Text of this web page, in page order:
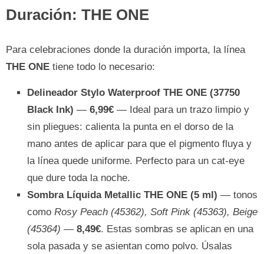
Duración: THE ONE
Para celebraciones donde la duración importa, la línea
THE ONE tiene todo lo necesario:
Delineador Stylo Waterproof THE ONE (37750
Black Ink) — 6,99€ — Ideal para un trazo limpio y
sin pliegues: calienta la punta en el dorso de la
mano antes de aplicar para que el pigmento fluya y
la línea quede uniforme. Perfecto para un cat-eye
que dure toda la noche.
Sombra Líquida Metallic THE ONE (5 ml) — tonos
como Rosy Peach (45362), Soft Pink (45363), Beige
(45364) — 8,49€. Estas sombras se aplican en una
sola pasada y se asientan como polvo. Úsalas